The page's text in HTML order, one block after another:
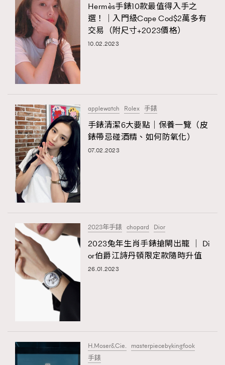
Grooming&Fitness 38
HommesFashion 2
HommeStyle
VAxChowSangSang
WatchesWonder&Beyond
WatchesWonder&Beyond 1
向ChanelN°5致敬
時裝心理學
煲劇日常 334
玩物壯志 1
nmg.com.hk/privacy) 閱讀本公司的私隱政策聲明。
本人願意接收新傳媒集團的最新消息及其他宣傳資訊，本人同意
#FigaroIssue 專訪陳漢娜Hanna與Takuro｜模特
情侶談愛情
Hermès手錶10款最值得入手之
選！｜入門級Cape Cod$2萬多有
交易（附尺寸+2023價格）
10.02.2023
applewatch Rolex 手錶
手錶清潔6大要點｜保養一覽（皮
錶帶忌碰酒精、如何防氧化）
07.02.2023
2023年手錶 chopard Dior
2023兔年生肖手錶搶閘出籠 │ Di
or伯爵江詩丹頓限定款隨時升值
26.01.2023
H.Moser&Cie. masterpiecebykingfook
手錶